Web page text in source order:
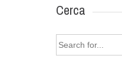
Cerca
Search
for: